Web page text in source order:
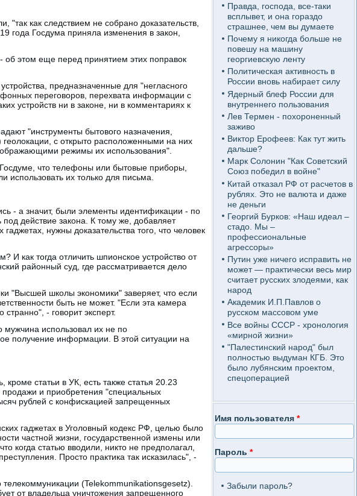
как следствием не собрано доказательств,
Госдума приняла изменения в закон,
об этом еще перед принятием этих поправок
предназначенные для "негласного
переговоров, перехвата информации с
устройств ни в законе, ни в комментариях к
"инструменты бытового назначения,
с открыто расположенными на них
режимы их использования".
что телефоны или бытовые приборы,
использовать их только для письма.
- а значит, были элементы идентификации - по
действие закона. К тому же, добавляет
нужны доказательства того, что человек
как тогда отличить шпионское устройство от
районный суд, где рассматривается дело
"Высшей школы экономики" заверяет, что если
быть не может. "Если эта камера
- говорит эксперт.
использовал их не по
получение информации. В этой ситуации на
кроме статьи в УК, есть также статья 20.23
продажи и приобретения "специальных
рублей с конфискацией запрещенных
гаджетах в Уголовный кодекс РФ, целью было
частной жизни, государственной измены или
когда статью вводили, никто не предполагал,
Просто практика так исказилась", -
(Telekommunikationsgesetz).
от владельца уничтожения запрещенного
Правда, господа, все-таки
всплывет, и она гораздо
страшнее, чем вы думаете
Почему я никогда больше не
повешу на машину
георгиевскую ленту
Политическая активность в
России вновь набирает силу
Ядерный блеф России для
внутреннего пользования
Лев Термен - похороненный
заживо
Виктор Ерофеев: Как тут жить
дальше?
Марк Солонин "Как Советский
Союз победил в войне"
Китай отказал РФ от расчетов в
рублях. Это не валюта и даже
не деньги
Георгий Бурков: «Наш идеал –
стадо. Мы –
профессиональные
агрессоры»
Путин уже ничего исправить не
может — практически весь мир
считает русских злодеями, как
народ
Академик И.П.Павлов о
русском массовом уме
Все войны СССР - хронология
«мирной жизни»
"Палестинский народ" был
полностью выдуман КГБ. Это
было лубянским проектом,
спецоперацией
Имя пользователя *
Пароль *
Забыли пароль?